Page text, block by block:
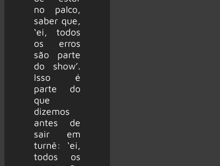
no palco,
saber que,
‘ei, todos
os erros
são parte
do show’.
Isso é
parte do
que
dizemos
antes de
sair em
turnê: ‘ei,
todos os